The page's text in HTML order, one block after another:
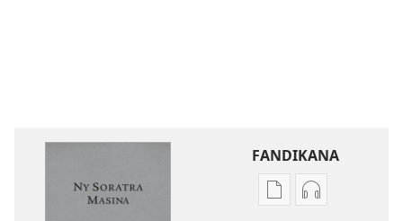
FANDIKANA
FandikanaFandikana